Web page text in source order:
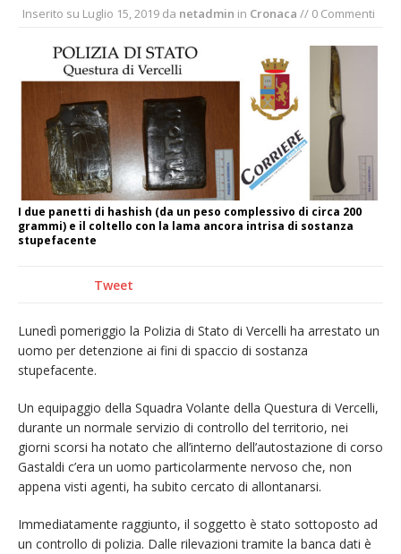
incendio di sterpaglie a Caresanablot
Asl Vc: arrivano i nuovi totem multifunzionali
per i pagamenti delle prestazioni
Tanti fedeli in duomo per S. Eusebio. Mons.
Baturi: «Quel legame profondo tra le Chiese
di Vercelli e Cagliari»
Dieci anni fa l’ingresso a Vercelli
dell’arcivescovo mons. Marco Arnolfo
Inserito su Luglio 15, 2019 da netadmin in Cronaca // 0 Commenti
I due panetti di hashish (da un peso complessivo di circa 200
grammi) e il coltello con la lama ancora intrisa di sostanza
stupefacente
Tweet
Lunedì pomeriggio la Polizia di Stato di Vercelli ha arrestato un
uomo per detenzione ai fini di spaccio di sostanza
stupefacente.
Un equipaggio della Squadra Volante della Questura di Vercelli,
durante un normale servizio di controllo del territorio, nei
giorni scorsi ha notato che all’interno dell’autostazione di corso
Gastaldi c’era un uomo particolarmente nervoso che, non
appena visti agenti, ha subito cercato di allontanarsi.
Immediatamente raggiunto, il soggetto è stato sottoposto ad
un controllo di polizia. Dalle rilevazioni tramite la banca dati è